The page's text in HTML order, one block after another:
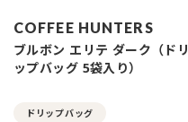
COFFEE HUNTERS
ブルボン エリテ ダーク（ドリ
ップバッグ 5袋入り）
ドリップバッグ